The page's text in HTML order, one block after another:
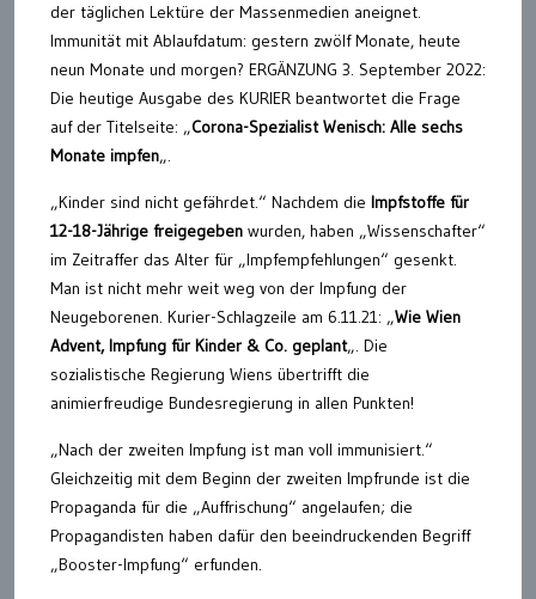
der täglichen Lektüre der Massenmedien aneignet.
Immunität mit Ablaufdatum: gestern zwölf Monate, heute
neun Monate und morgen? ERGÄNZUNG 3. September 2022:
Die heutige Ausgabe des KURIER beantwortet die Frage
auf der Titelseite: „Corona-Spezialist Wenisch: Alle sechs
Monate impfen„.
„Kinder sind nicht gefährdet.“ Nachdem die Impfstoffe für
12-18-Jährige freigegeben wurden, haben „Wissenschafter“
im Zeitraffer das Alter für „Impfempfehlungen“ gesenkt.
Man ist nicht mehr weit weg von der Impfung der
Neugeborenen. Kurier-Schlagzeile am 6.11.21: „Wie Wien
Advent, Impfung für Kinder & Co. geplant„. Die
sozialistische Regierung Wiens übertrifft die
animierfreudige Bundesregierung in allen Punkten!
„Nach der zweiten Impfung ist man voll immunisiert.“
Gleichzeitig mit dem Beginn der zweiten Impfrunde ist die
Propaganda für die „Auffrischung“ angelaufen; die
Propagandisten haben dafür den beeindruckenden Begriff
„Booster-Impfung“ erfunden.